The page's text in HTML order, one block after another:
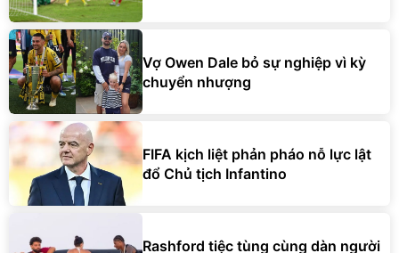
Vợ Owen Dale bỏ sự nghiệp vì kỳ
chuyển nhượng
FIFA kịch liệt phản pháo nỗ lực lật
đổ Chủ tịch Infantino
Rashford tiệc tùng cùng dàn người